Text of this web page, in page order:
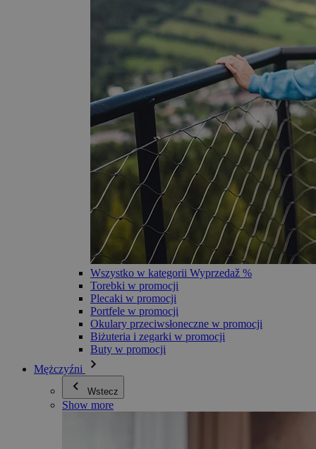
Wszystko w kategorii Wyprzedaž %
Torebki w promocji
Plecaki w promocji
Portfele w promocji
Okulary przeciwsłoneczne w promocji
Biżuteria i zegarki w promocji
Buty w promocji
Mężczyźni
Wstecz
Show more